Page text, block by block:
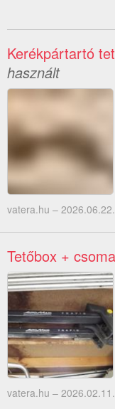
Kerékpártartó
használt
vatera.hu – 2026.06.22.
Tetőbox +
vatera.hu – 2026.02.11.